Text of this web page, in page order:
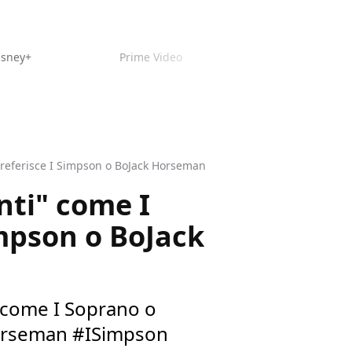
Prime Video
I Simpson o BoJack Horseman
come I
o BoJack
I Soprano o
#ISimpson